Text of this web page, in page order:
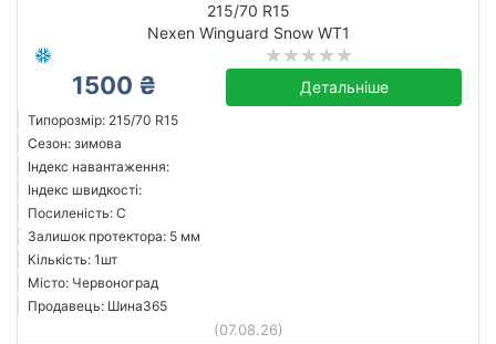
215/70 R15
Nexen Winguard Snow WT1
1500 ₴ Детальніше
Типорозмір: 215/70 R15
Сезон: зимова
Індекс навантаження:
Індекс швидкості:
Посиленість: C
Залишок протектора: 5 мм
Кількість: 1шт
Місто: Червоноград
Продавець: Шина365
(07.08.26)